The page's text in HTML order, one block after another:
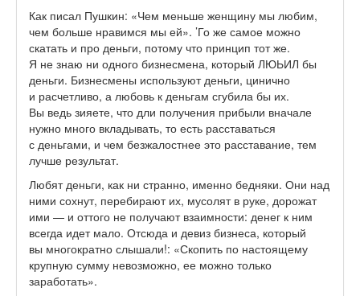
Как писал Пушкин: «Чем меньше женщину мы любим,
чем больше нравимся мы ей». ’Го же самое можно
скатать и про деньги, потому что принцип тот же.
Я не знаю ни одного бизнесмена, который ЛЮЬИЛ бы
деньги. Бизнесмены используют деньги, цинично
и расчетливо, а любовь к деньгам сгубила бы их.
Вы ведь зияете, что дли получения прибыли вначале
нужно много вкладывать, то есть расставаться
с деньгами, и чем безжалостнее это расставание, тем
лучше результат.
Любят деньги, как ни странно, именно бедняки. Они над
ними сохнут, перебирают их, мусолят в руке, дорожат
ими — и оттого не получают взаимности: денег к ним
всегда идет мало. Отсюда и девиз бизнеса, который
вы многократно слышали!: «Скопить по настоящему
крупную сумму невозможно, ее можно только
заработать».